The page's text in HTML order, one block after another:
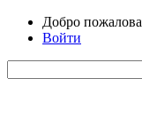
Добро
Войти